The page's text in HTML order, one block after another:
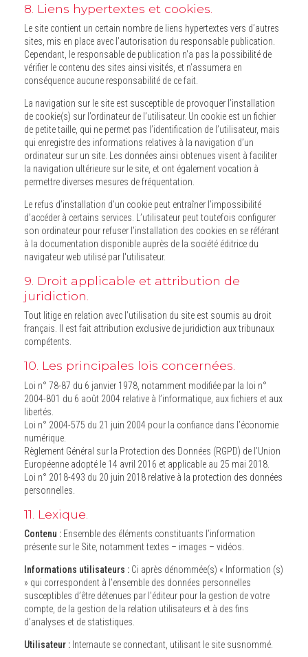
8. Liens hypertextes et cookies.
Le site contient un certain nombre de liens hypertextes vers d’autres
sites, mis en place avec l’autorisation du responsable publication.
Cependant, le responsable de publication n'a pas la possibilité de
vérifier le contenu des sites ainsi visités, et n’assumera en
conséquence aucune responsabilité de ce fait.
La navigation sur le site est susceptible de provoquer l’installation
de cookie(s) sur l’ordinateur de l’utilisateur. Un cookie est un fichier
de petite taille, qui ne permet pas l’identification de l’utilisateur, mais
qui enregistre des informations relatives à la navigation d’un
ordinateur sur un site. Les données ainsi obtenues visent à faciliter
la navigation ultérieure sur le site, et ont également vocation à
permettre diverses mesures de fréquentation.
Le refus d’installation d’un cookie peut entraîner l’impossibilité
d’accéder à certains services. L’utilisateur peut toutefois configurer
son ordinateur pour refuser l’installation des cookies en se référant
à la documentation disponible auprès de la société éditrice du
navigateur web utilisé par l'utilisateur.
9. Droit applicable et attribution de
juridiction.
Tout litige en relation avec l’utilisation du site est soumis au droit
français. Il est fait attribution exclusive de juridiction aux tribunaux
compétents.
10. Les principales lois concernées.
Loi n° 78-87 du 6 janvier 1978, notamment modifiée par la loi n°
2004-801 du 6 août 2004 relative à l’informatique, aux fichiers et aux
libertés.
Loi n° 2004-575 du 21 juin 2004 pour la confiance dans l’économie
numérique.
Règlement Général sur la Protection des Données (RGPD) de l’Union
Européenne adopté le 14 avril 2016 et applicable au 25 mai 2018.
Loi n° 2018-493 du 20 juin 2018 relative à la protection des données
personnelles.
11. Lexique.
Contenu : Ensemble des éléments constituants l’information
présente sur le Site, notamment textes – images – vidéos.
Informations utilisateurs : Ci après dénommée(s) « Information (s)
» qui correspondent à l’ensemble des données personnelles
susceptibles d’être détenues par l'éditeur pour la gestion de votre
compte, de la gestion de la relation utilisateurs et à des fins
d’analyses et de statistiques.
Utilisateur : Internaute se connectant, utilisant le site susnommé.